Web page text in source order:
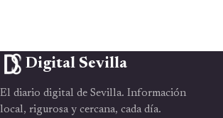
Digital Sevilla
El diario digital de Sevilla. Información
local, rigurosa y cercana, cada día.